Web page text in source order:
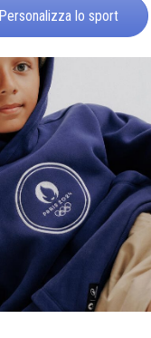
Personalizza lo sport